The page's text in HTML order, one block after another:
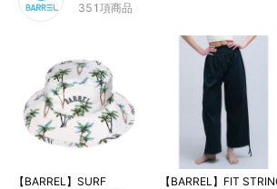
351 項商品
【BARREL】SURF
【BARREL】FIT